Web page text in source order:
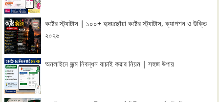
কষ্টের স্ট্যাটাস | ১০০+ হৃদয়ছোঁয়া কষ্টের স্ট্যাটাস, ক্যাপশন ও উক্তি
২০২৬
অনলাইনে জন্ম নিবন্ধন যাচাই করার নিয়ম | সহজ উপায়